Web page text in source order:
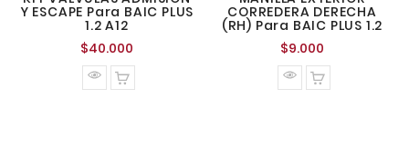
Y ESCAPE Para BAIC PLUS
1.2 A12
$40.000
normal
CORREDERA DERECHA
(RH) Para BAIC PLUS 1.2
$9.000
normal